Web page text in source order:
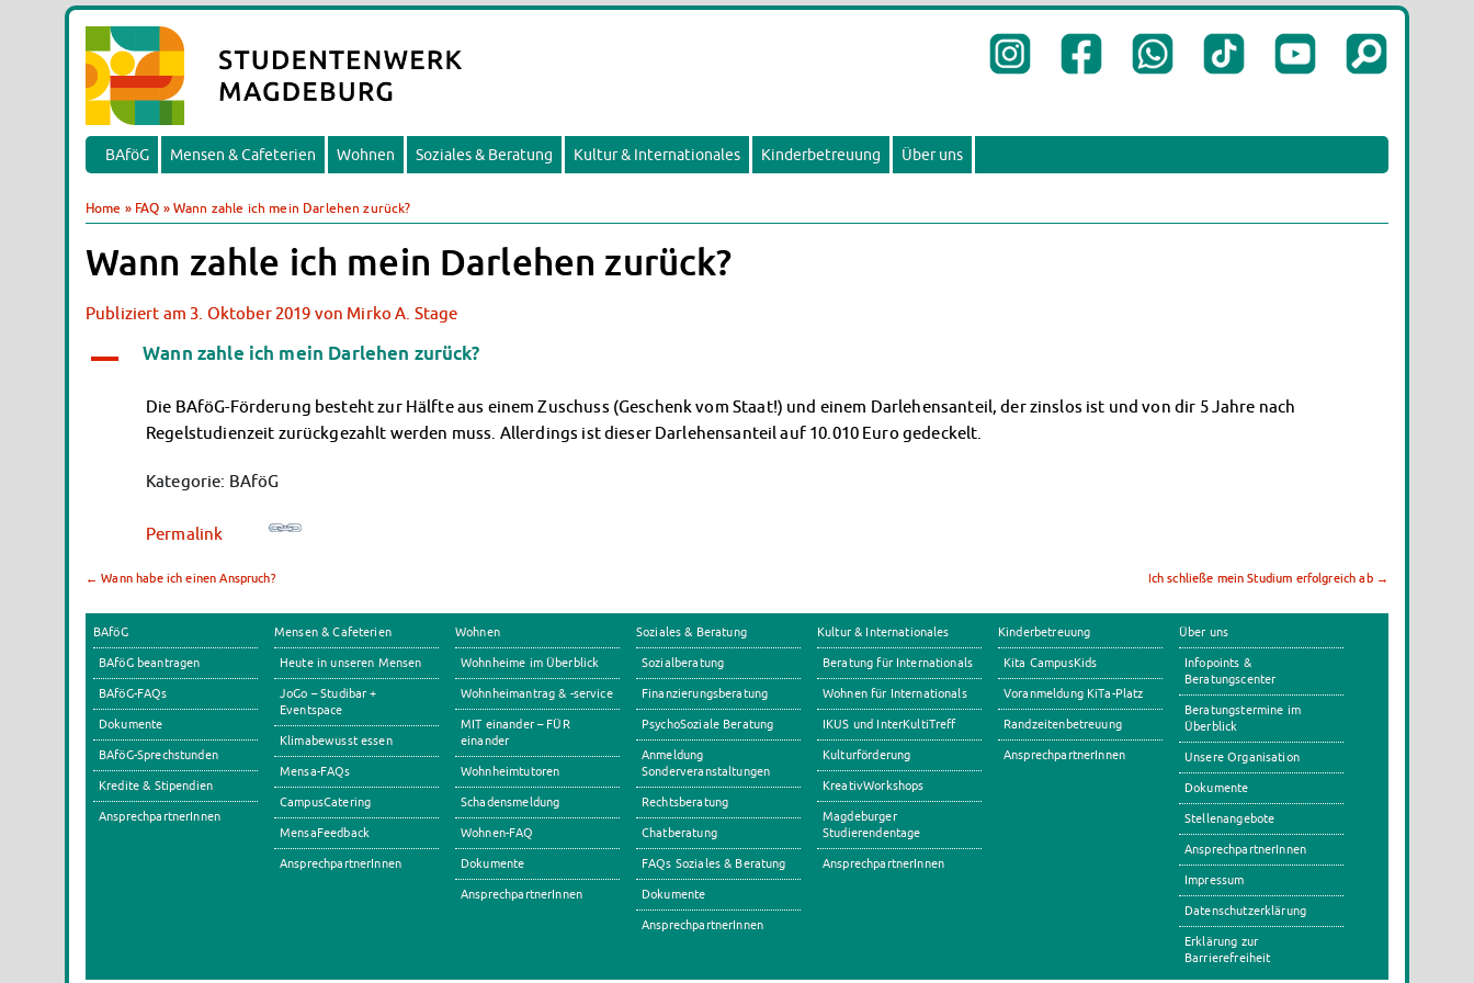
BAföG Mensen & Cafeterien Wohnen Soziales & Beratung Kultur & Internationales Kinderbetreuung Über uns
Home » FAQ »Wann zahle ich mein Darlehen zurück?
Wann zahle ich mein Darlehen zurück?
Publiziert am 3. Oktober 2019 von Mirko A. Stage
A Wann zahle ich mein Darlehen zurück?
Die BAföG-Förderung besteht zur Hälfte aus einem Zuschuss (Geschenk vom Staat!) und einem Darlehensanteil, der zinslos ist und von dir 5 Jahre nach
Regelstudienzeit zurückgezahlt werden muss. Allerdings ist dieser Darlehensanteil auf 10.010 Euro gedeckelt.
Kategorie: BAföG
Permalink
← Wann habe ich einen Anspruch? Ich schließe mein Studium erfolgreich ab →
BAföG
BAföG beantragen
BAföG-FAQs
Dokumente
BAföG-Sprechstunden
Kredite & Stipendien
AnsprechpartnerInnen
Mensen & Cafeterien
Heute in unseren Mensen
JoGo – Studibar +
Eventspace
Klimabewusst essen
Mensa-FAQs
CampusCatering
MensaFeedback
AnsprechpartnerInnen
Wohnen
Wohnheime im Überblick
Wohnheimantrag & -service
MIT einander – FÜR
einander
Wohnheimtutoren
Schadensmeldung
Wohnen-FAQ
Dokumente
AnsprechpartnerInnen
Soziales & Beratung
Sozialberatung
Finanzierungsberatung
PsychoSoziale Beratung
Anmeldung
Sonderveranstaltungen
Rechtsberatung
Chatberatung
FAQs Soziales & Beratung
Dokumente
AnsprechpartnerInnen
Kultur & Internationales
Beratung für Internationals
Wohnen für Internationals
IKUS und InterKultiTreff
Kulturförderung
KreativWorkshops
Magdeburger
Studierendentage
AnsprechpartnerInnen
Kinderbetreuung
Kita CampusKids
Voranmeldung KiTa-Platz
Randzeitenbetreuung
AnsprechpartnerInnen
Über uns
Infopoints &
Beratungscenter
Beratungstermine im
Überblick
Unsere Organisation
Dokumente
Stellenangebote
AnsprechpartnerInnen
Impressum
Datenschutzerklärung
Erklärung zur
Barrierefreiheit